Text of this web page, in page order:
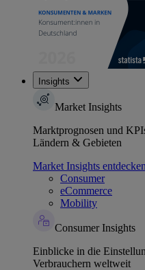
Insights
Market Insights
Marktprognosen und
Ländern & Gebieten
Market Insights entdecken
Consumer
eCommerce
Mobility
Consumer Insights
Einblicke in die
Verbrauchern weltweit